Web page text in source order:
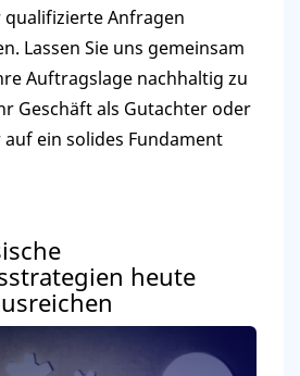
Anfragen
Lassen Sie uns gemeinsam
Auftragslage nachhaltig zu
Geschäft als Gutachter oder
ein solides Fundament
heute